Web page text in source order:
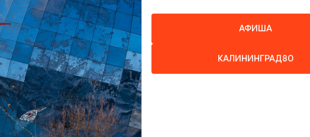
АФИША
КАЛИНИНГРАД80